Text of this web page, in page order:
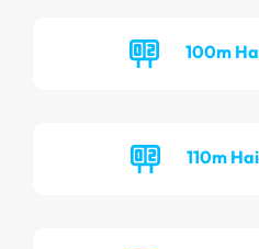
100m
110m